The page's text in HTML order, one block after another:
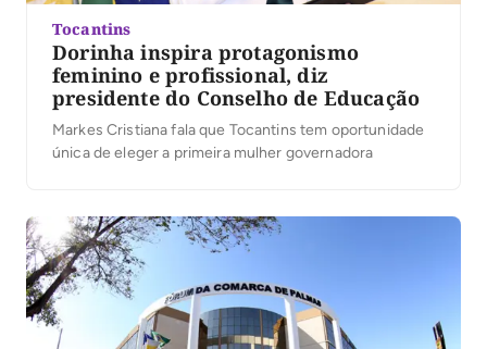
Tocantins
Dorinha inspira protagonismo
feminino e profissional, diz
presidente do Conselho de Educação
Markes Cristiana fala que Tocantins tem oportunidade
única de eleger a primeira mulher governadora